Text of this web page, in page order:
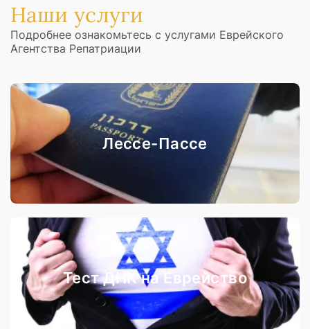
Наши услуги
Подробнее ознакомьтесь с услугами Еврейского
Агентства Репатриации
Лессе-Пассе
Тест ДНК на Еврейство